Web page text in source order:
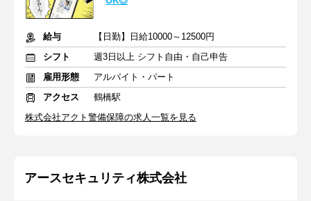
給与
【日勤】日給10000～12500円
シフト
週3日以上 シフト自由・自己申告
雇用形態
アルバイト・パート
アクセス
鶴橋駅
株式会社アクト警備保障の求人一覧を見る
アースセキュリティ株式会社